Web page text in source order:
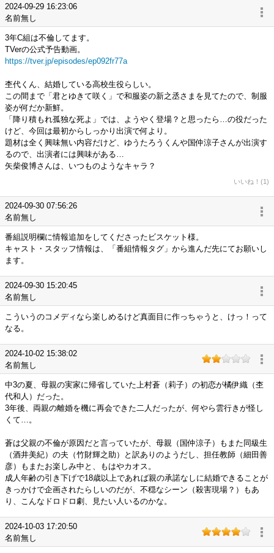
2024-09-29 16:23:06
名前無し
3年C組は不倫してます。
TVerの公式予告動画。
https://tver.jp/episodes/ep092fr77a
杢代くん、結婚している高校生役らしい。
この間まで「君とゆきて咲く」で和服姿の新之丞さまを見てたので、制服
姿が何だか新鮮。
「降り積もれ孤独な死よ」では、ようやく登場？と思ったら…の役だった
けど、今回は最初からしっかり出演で何より。
題材は全く興味無い内容だけど、ゆうたろうくんや国仲涼子さんが出演す
るので、出演者には興味がある…
矢柴俊博さんは、いつものようなキャラ？
いいね！(1)
2024-09-30 07:56:26
名前無し
番組説明欄に情報追加をしてくださったビスケット様。
キャスト・スタッフ情報は、「番組情報タグ」から進んだ先にてお願いし
ます。
2024-09-30 15:20:45
名前無し
こういうのコメディなら楽しめるけど真面目に作っちゃうと、けっ！って
なる。
2024-10-02 15:38:02
名前無し
中3の夏、母親の実家に帰省していた上村蒼（莉子）の初恋が橘伊織（杢
代和人）だった。
3年後、両親の離婚を機に再会できた二人だったが、何やら雲行きが怪し
くて…。
蒼は父親の不倫が原因だと言っていたが、母親（国仲涼子）もまた同級生
（酒井美紀）の夫（竹財輝之助）と訳ありのようだし、担任教師（細田善
彦）もまたお楽しみ中と、もはやカオス。
成人年齢の引き下げで18歳以上であれば親の承諾なしに結婚できることが
きっかけで企画されたらしいのだが、不穏なシーン（殺害現場？）もあ
り、こんなドロドロ劇、見たい人いるのかな。
2024-10-03 17:20:50
名前無し